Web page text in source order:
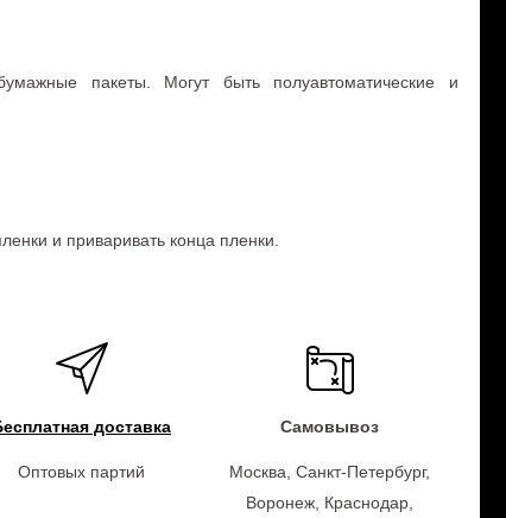
пакеты. Могут быть полуавтоматические и
и приваривать конца пленки.
доставка
Оптовых партий
Самовывоз
Москва, Санкт-Петербург,
Воронеж, Краснодар,